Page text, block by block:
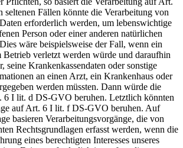
Fällen könnte die Verarbeitung von
erforderlich werden, um lebenswichtige
Person oder einer anderen natürlichen
wäre beispielsweise der Fall, wenn ein
Betrieb verletzt werden würde und daraufhin
seine Krankenkassendaten oder sonstige
an einen Arzt, ein Krankenhaus oder
werden müssten. Dann würde die
6 I lit. d DS-GVO beruhen. Letztlich könnten
auf Art. 6 I lit. f DS-GVO beruhen. Auf
basieren Verarbeitungsvorgänge, die von
Rechtsgrundlagen erfasst werden, wenn die
eines berechtigten Interesses unseres